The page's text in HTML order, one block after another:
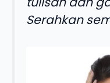
Serahkan